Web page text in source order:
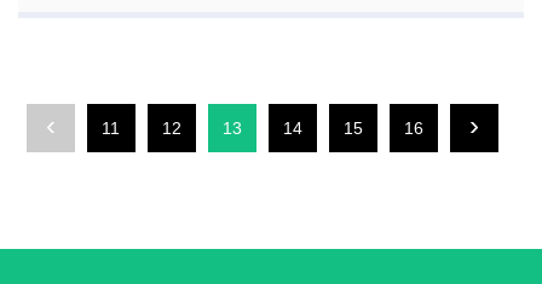
‹ 11 12 13 14 15 16 ›